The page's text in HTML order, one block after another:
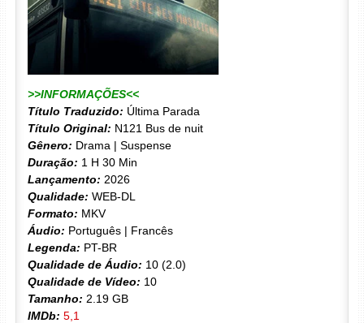
>>INFORMAÇÕES<<
Título Traduzido: Última Parada
Título Original: N121 Bus de nuit
Gênero: Drama | Suspense
Duração: 1 H 30 Min
Lançamento: 2026
Qualidade: WEB-DL
Formato: MKV
Áudio: Português | Francês
Legenda: PT-BR
Qualidade de Áudio: 10 (2.0)
Qualidade de Vídeo: 10
Tamanho: 2.19 GB
IMDb: 5,1